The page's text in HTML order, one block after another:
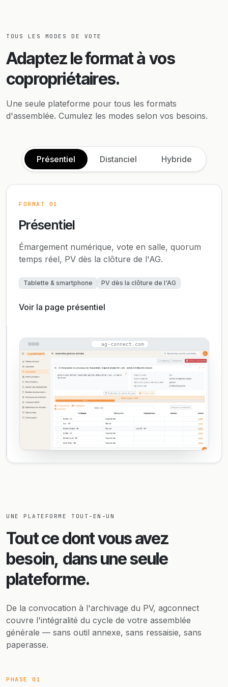
TOUS LES MODES DE VOTE
Adaptez le format à vos
copropriétaires.
Une seule plateforme pour tous les formats
d'assemblée. Cumulez les modes selon vos besoins.
Présentiel Distanciel Hybride
FORMAT 01
Présentiel
Émargement numérique, vote en salle, quorum
temps réel, PV dès la clôture de l'AG.
Tablette & smartphone PV dès la clôture de l'AG
Voir la page présentiel
ag-connect.com
UNE PLATEFORME TOUT-EN-UN
Tout ce dont vous avez
besoin, dans une seule
plateforme.
De la convocation à l'archivage du PV, agconnect
couvre l'intégralité du cycle de votre assemblée
générale — sans outil annexe, sans ressaisie, sans
paperasse.
PHASE 01